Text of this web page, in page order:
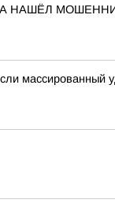
НАШЁЛ
массированный